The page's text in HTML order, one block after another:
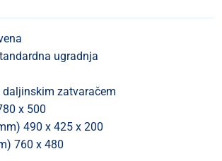
ugradnja
zatvaračem
x 500
490 x 425 x 200
760 x 480